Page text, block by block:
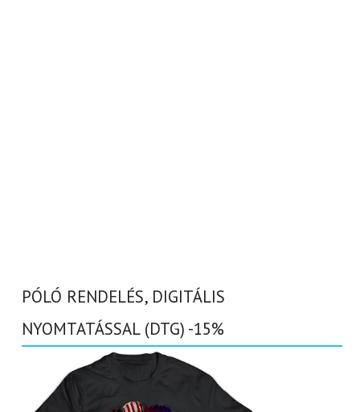
PÓLÓ RENDELÉS, DIGITÁLIS
NYOMTATÁSSAL (DTG) -15%